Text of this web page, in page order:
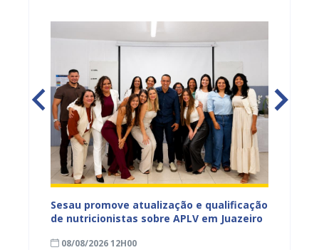
Sesau promove atualização e qualificação
de nutricionistas sobre APLV em Juazeiro
08/08/2026 12H00